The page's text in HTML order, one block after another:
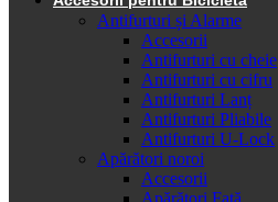
Antifurturi și Alarme
Accesorii
Antifurturi cu cheie
Antifurturi cu cifru
Antifurturi Lanț
Antifurturi Pliabile
Antifurturi U-Lock
Apărători noroi
Accesorii
Apărători Față